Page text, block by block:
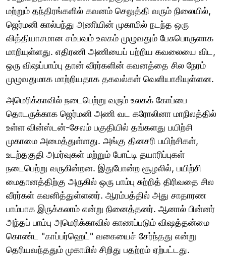
மற்றும் தந்திரங்களில் கவனம் செலுத்தி வரும் நிலையில்,
ஜெர்மனி கால்பந்து அணியின் முகாமில் நடந்த ஒரு
வித்தியாசமான சம்பவம் உலகம் முழுவதும் பேசுபொருளாக
மாறியுள்ளது. எதிரணி அணியைப் பற்றிய கவலையை விட,
ஒரு விஷப்பாம்பு தான் வீரர்களின் கவனத்தை சில நேரம்
முழுவதுமாக மாற்றியதாக தகவல்கள் வெளியாகியுள்ளன.
அமெரிக்காவில் நடைபெற்று வரும் உலகக் கோப்பை
தொடருக்காக ஜெர்மனி அணி வட கரோலினா மாநிலத்தில்
உள்ள வின்ஸ்டன்-சேலம் பகுதியில் தங்களது பயிற்சி
முகாமை அமைத்துள்ளது. அங்கு தினசரி பயிற்சிகள்,
உடற்தகுதி அமர்வுகள் மற்றும் போட்டி தயாரிப்புகள்
நடைபெற்று வருகின்றன. இதுபோன்ற சூழலில், பயிற்சி
மைதானத்திற்கு அருகில் ஒரு பாம்பு சுற்றித் திரிவதை சில
வீரர்கள் கவனித்துள்ளனர். ஆரம்பத்தில் அது சாதாரண
பாம்பாக இருக்கலாம் என்று நினைத்தனர். ஆனால் பின்னர்
அந்தப் பாம்பு அமெரிக்காவில் காணப்படும் விஷத்தன்மை
கொண்ட "காப்பர்ஹெட்" வகையைச் சேர்ந்தது என்று
தெரியவந்ததும் முகாமில் சிறிது பதற்றம் ஏற்பட்டது.